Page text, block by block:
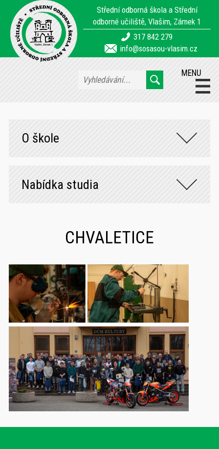
Střední odborná škola a Střední
odborné učiliště, Vlašim, Zámek 1
317 842 279
info@sosasou-vlasim.cz
MENU
O škole
Nabídka studia
CHVALETICE